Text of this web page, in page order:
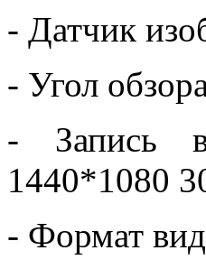
- Датчик
- Угол
- Запись
1440*1080
- Формат